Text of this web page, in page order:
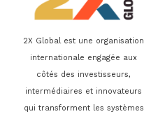
2X Global est une organisation
internationale engagée aux
côtés des investisseurs,
intermédiaires et innovateurs
qui transforment les systèmes